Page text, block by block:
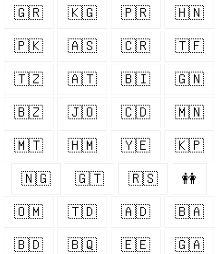
🇬🇷 🇰🇬 🇵🇷 🇭🇳
🇵🇰 🇦🇸 🇨🇷 🇹🇫
🇹🇿 🇦🇹 🇧🇮 🇬🇳
🇧🇿 🇯🇴 🇨🇩 🇲🇳
🇲🇹 🇭🇲 🇾🇪 🇰🇵
🇳🇬 🇬🇹 🇷🇸 👭
🇴🇲 🇹🇩 🇦🇩 🇧🇦
🇧🇩 🇧🇶 🇪🇪 🇬🇦